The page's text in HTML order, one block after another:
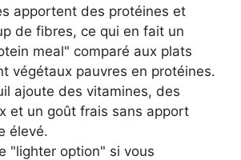
apportent des protéines et
de fibres, ce qui en fait un
meal" comparé aux plats
végétaux pauvres en protéines.
ajoute des vitamines, des
et un goût frais sans apport
élevé.
"lighter option" si vous